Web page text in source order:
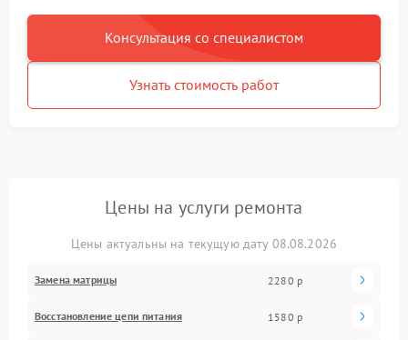
Консультация со специалистом
Узнать стоимость работ
Цены на услуги ремонта
Цены актуальны на текущую дату 08.08.2026
Замена матрицы 2280 р
Восстановление цепи питания 1580 р